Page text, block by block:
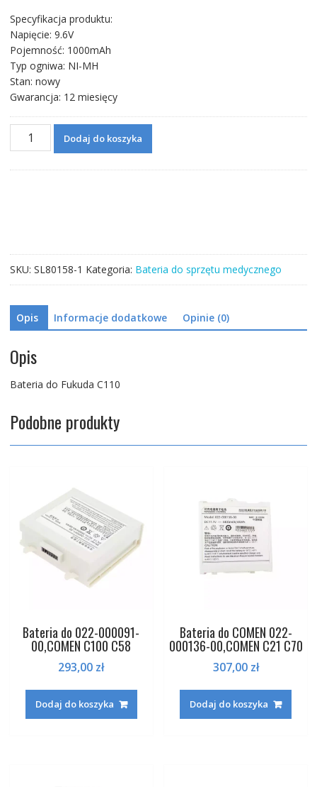
Specyfikacja produktu:
Napięcie: 9.6V
Pojemność: 1000mAh
Typ ogniwa: NI-MH
Stan: nowy
Gwarancja: 12 miesięcy
ilość
Bateria
Dodaj do koszyka
SKU: SL80158-1 Kategoria: Bateria do sprzętu medycznego
Opis Informacje dodatkowe Opinie (0)
Opis
Bateria do Fukuda C110
Podobne produkty
Bateria do 022-000091-
00,COMEN C100 C58
293,00 zł
Dodaj do koszyka
Bateria do COMEN 022-
000136-00,COMEN C21 C70
307,00 zł
Dodaj do koszyka